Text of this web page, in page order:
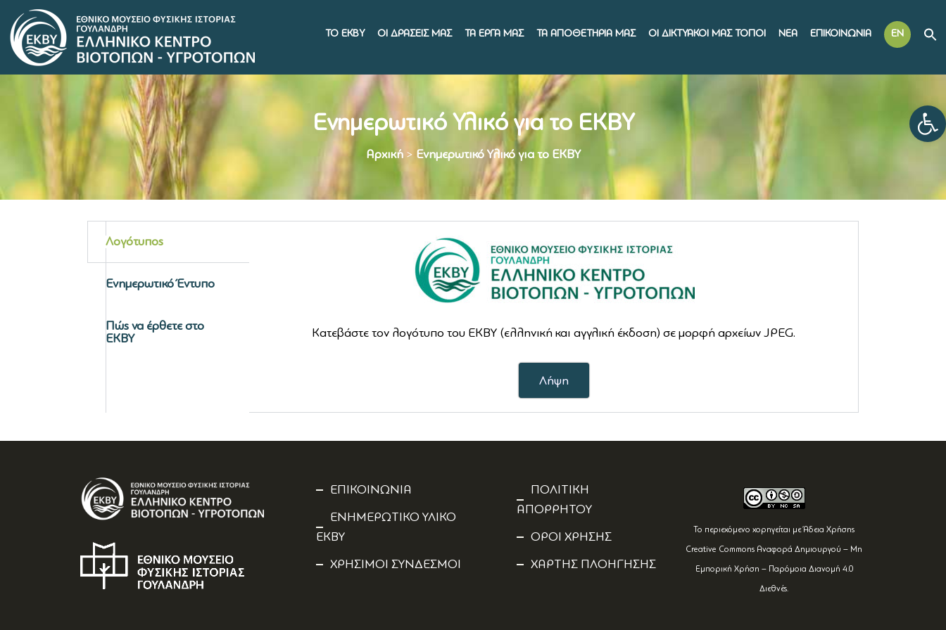
ΤΟ ΕΚΒΥ ΟΙ ΔΡΑΣΕΙΣ ΜΑΣ ΤΑ ΕΡΓΑ ΜΑΣ ΤΑ ΑΠΟΘΕΤΗΡΙΑ ΜΑΣ ΟΙ ΔΙΚΤΥΑΚΟΙ ΜΑΣ ΤΟΠΟΙ ΝΕΑ ΕΠΙΚΟΙΝΩΝΙΑ EN
Ενημερωτικό Υλικό για το ΕΚΒΥ
Αρχική> Ενημερωτικό Υλικό για το ΕΚΒΥ
Λογότυπος
Ενημερωτικό Έντυπο
Πώς να έρθετε στο
ΕΚΒΥ
Κατεβάστε τον λογότυπο του ΕΚΒΥ (ελληνική και αγγλική έκδοση) σε μορφή αρχείων JPEG.
Λήψη
ΕΠΙΚΟΙΝΩΝΙΑ
ΕΝΗΜΕΡΩΤΙΚΟ ΥΛΙΚΟ
ΕΚΒΥ
ΧΡΗΣΙΜΟΙ ΣΥΝΔΕΣΜΟΙ
ΠΟΛΙΤΙΚΗ
ΑΠΟΡΡΗΤΟΥ
ΟΡΟΙ ΧΡΗΣΗΣ
ΧΑΡΤΗΣ ΠΛΟΗΓΗΣΗΣ
Το περιεχόμενο χορηγείται με Άδεια Χρήσης
Creative Commons Αναφορά Δημιουργού – Μη
Εμπορική Χρήση – Παρόμοια Διανομή 4.0
Διεθνές.